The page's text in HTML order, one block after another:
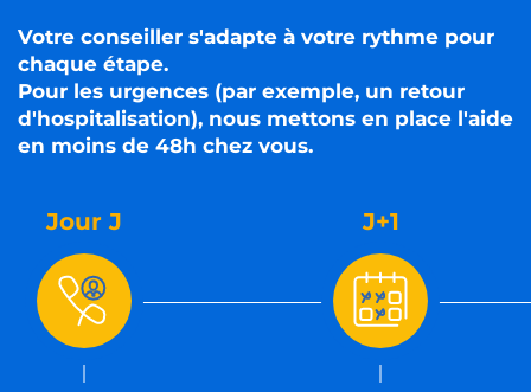
Votre conseiller s'adapte à votre rythme pour
chaque étape.
Pour les urgences (par exemple, un retour
d'hospitalisation), nous mettons en place l'aide
en moins de 48h chez vous.
Jour J J+1